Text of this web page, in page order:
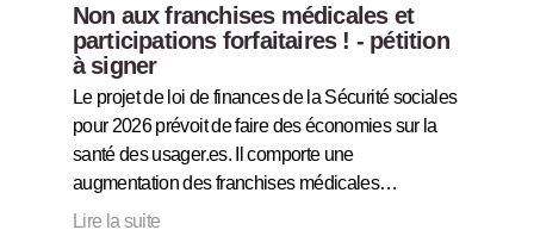
Non aux franchises médicales et
participations forfaitaires ! - pétition
à signer
Le projet de loi de finances de la Sécurité sociales
pour 2026 prévoit de faire des économies sur la
santé des usager.es. Il comporte une
augmentation des franchises médicales…
Lire la suite